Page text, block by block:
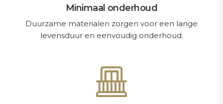
Minimaal onderhoud
Duurzame materialen zorgen voor een lange
levensduur en eenvoudig onderhoud.